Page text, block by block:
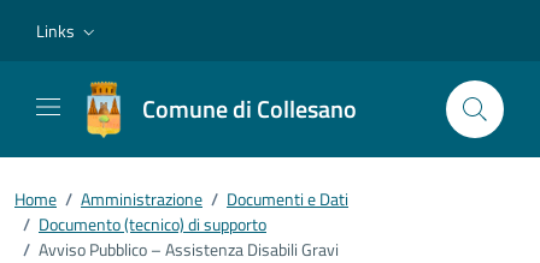
Links
Comune di Collesano
Home / Amministrazione / Documenti e Dati
/ Documento (tecnico) di supporto
/ Avviso Pubblico – Assistenza Disabili Gravi